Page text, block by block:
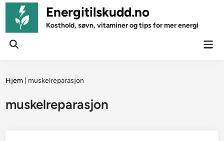
Skip
content
Energitilskudd.no
Kosthold, søvn, vitaminer og tips for mer energi
Open
Hjem muskelreparasjon
muskelreparasjon